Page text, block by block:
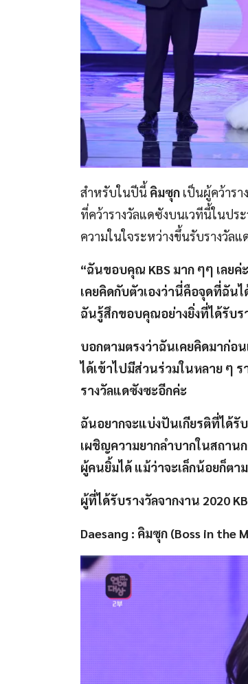
สำหรับในปีนี้ คิมซุก เป็นผู้คว้าร
ที่คว้ารางวัลแดซังบนเวทีนี้ในปร
ความในใจระหว่างขึ้นรับรางวัลแ
“ฉันขอบคุณ KBS มาก ๆๆ เลย
เคยคิดกับตัวเองว่านี่คือจุดที่ฉัน
ฉันรู้สึกขอบคุณอย่างยิ่งที่ได้รับร
บอกตามตรงว่าฉันเคยคิดมาก่อ
ได้เข้าไปมีส่วนร่วมในหลาย ๆ
รางวัลแดซังซะอีกค่ะ
ฉันอยากจะแบ่งปันเกียรติที่ได้รั
เผชิญความยากลำบากในสถาน
ผู้คนยิ้มได้ แม้ว่าจะเล็กน้อยก็ต
ผู้ที่ได้รับรางวัลจากงาน 2020
Daesang : คิมซุก (Boss in the